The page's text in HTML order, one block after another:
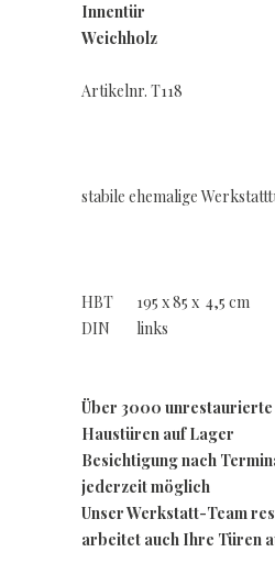
Innentür
Weichholz
Artikelnr. T118
stabile ehemalige
HBT 195 x 85 x 4,5 cm
DIN links
Über 3000
Haustüren auf Lager
Besichtigung nach
jederzeit möglich
Unser Werkstatt-Team
arbeitet auch Ihre Türen